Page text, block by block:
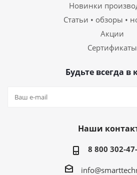
Новинки
Статьи • обзоры •
Акции
Сертификаты
Будьте всегда в
Наши
8 800 302-